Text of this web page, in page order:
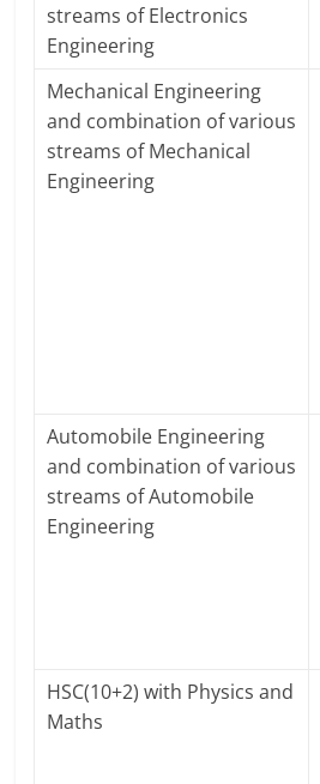
streams of Electronics
Engineering
Mechanical Engineering
and combination of various
streams of Mechanical
Engineering
Automobile Engineering
and combination of various
streams of Automobile
Engineering
HSC(10+2) with Physics and
Maths